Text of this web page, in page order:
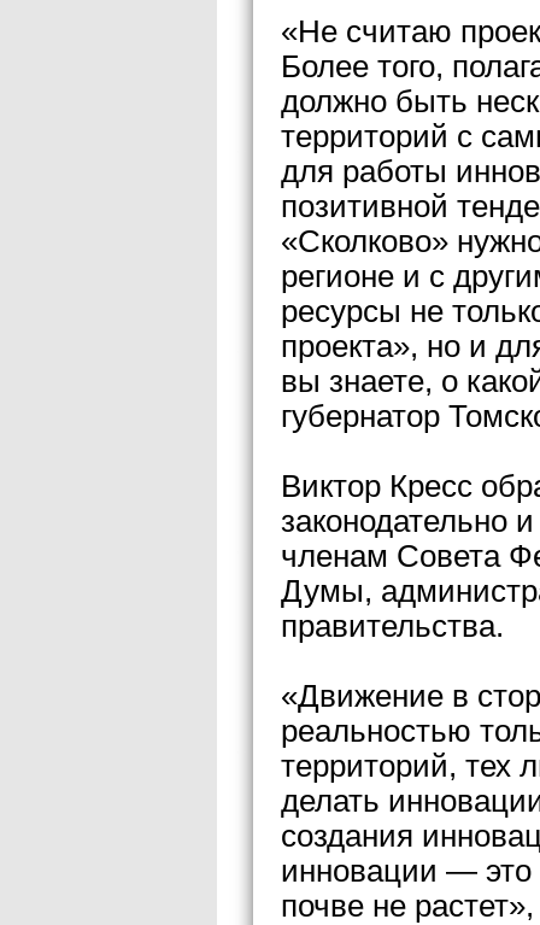
«Не считаю
Более того,
должно быть
территорий с
для работы
позитивной
«Сколково»
регионе и с
ресурсы не
проекта», но и
вы знаете, о
губернатор
Виктор Кресс
законодательно
членам Совета
Думы,
правительства.
«Движение в
реальностью
территорий, тех
делать
создания
инновации — это
почве не